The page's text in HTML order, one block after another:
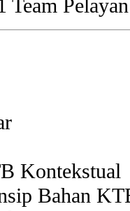
Team
Kontekstual
Bahan